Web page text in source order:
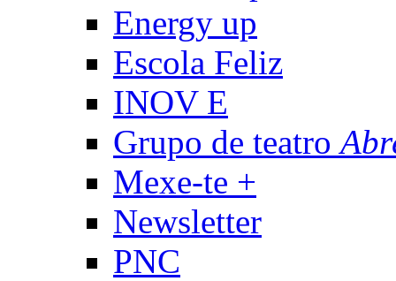
Energy up
Escola Feliz
INOV E
Grupo de teatro
Mexe-te +
Newsletter
PNC